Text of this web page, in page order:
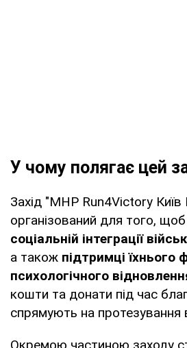
У чому полягає цей
Захід "MHP Run4Victory
організований для того, щоб
соціальній інтеграції
а також підтримці їхнього
психологічного
кошти та донати під час
спрямують на протезування
Окремою частиною заходу